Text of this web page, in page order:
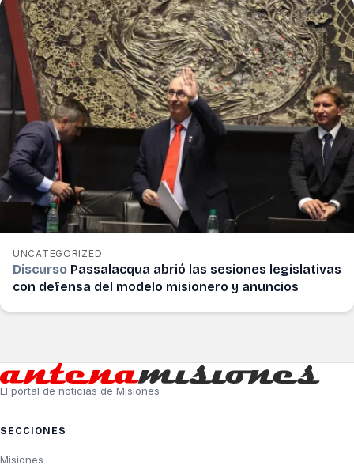
UNCATEGORIZED
Discurso Passalacqua abrió las sesiones legislativas
con defensa del modelo misionero y anuncios
El portal de noticias de Misiones
SECCIONES
Misiones